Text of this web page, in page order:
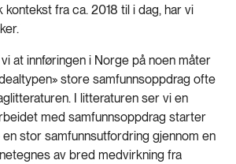
kontekst fra ca. 2018 til i dag, har vi
at innføringen i Norge på noen måter
store samfunnsoppdrag ofte
I litteraturen ser vi en
med samfunnsoppdrag starter
stor samfunnsutfordring gjennom en
av bred medvirkning fra